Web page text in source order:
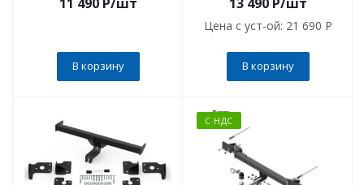
В корзину
Цена с уст-ой: 21 690 P
В корзину
С НДС